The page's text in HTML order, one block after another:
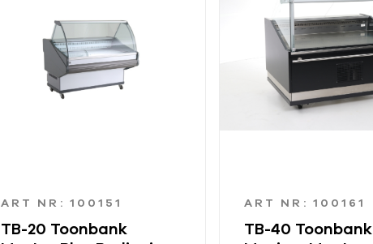
ART NR: 100151
TB-20 Toonbank
ART NR: 100161
TB-40 Toonbank